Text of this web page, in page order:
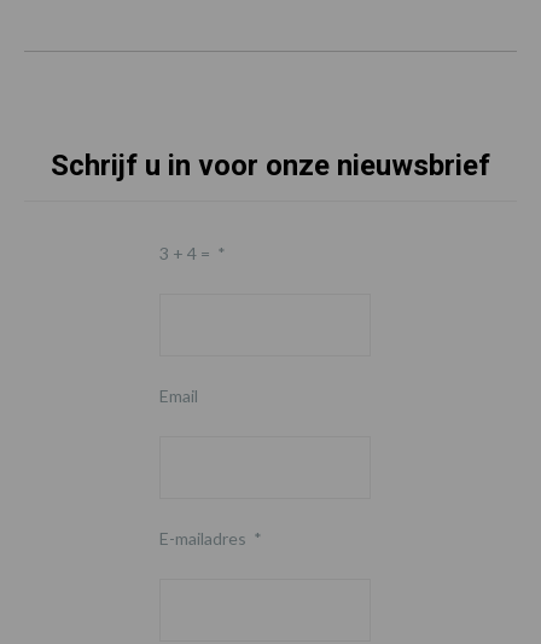
Schrijf u in voor onze nieuwsbrief
3 + 4 = *
Email
E-mailadres *